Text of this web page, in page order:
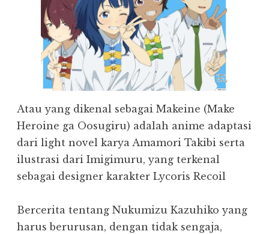
Atau yang dikenal sebagai Makeine (Make
Heroine ga Oosugiru) adalah anime adaptasi
dari light novel karya Amamori Takibi serta
ilustrasi dari Imigimuru, yang terkenal
sebagai designer karakter Lycoris Recoil
Bercerita tentang Nukumizu Kazuhiko yang
harus berurusan, dengan tidak sengaja,